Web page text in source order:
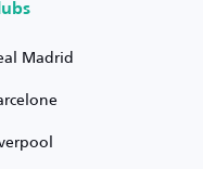
Madrid